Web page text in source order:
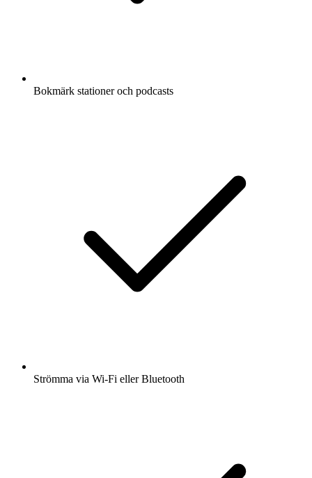
Bokmärk stationer och podcasts
Strömma via Wi-Fi eller Bluetooth